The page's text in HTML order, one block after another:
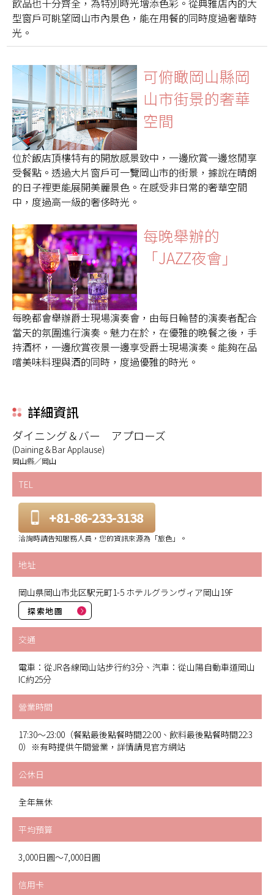
型窗戶可眺望岡山市內景色，能在用餐的同時度過奢華時
光。
可俯瞰岡山縣岡
山市街景的奢華
空間
位於飯店頂樓特有的開放感景致中，一邊欣賞一邊悠閒享
受餐點。透過大片窗戶可一覽岡山市的街景，據說在晴朗
的日子裡更能展開美麗景色。在感受非日常的奢華空間
中，度過高一級的奢侈時光。
每晚舉辦的
「JAZZ夜會」
每晚都會舉辦爵士現場演奏會，由每日輪替的演奏者配合
當天的氛圍進行演奏。魅力在於，在優雅的晚餐之後，手
持酒杯，一邊欣賞夜景一邊享受爵士現場演奏。能夠在品
嚐美味料理與酒的同時，度過優雅的時光。
詳細資訊
ダイニング＆バー アプローズ
(Daining＆Bar Applause)
岡山縣／岡山
TEL
+81-86-233-3138
洽詢時請告知服務人員，您的資訊來源為「旅色」。
地址
岡山県岡山市北区駅元町1-5 ホテルグランヴィア岡山19F
探索地圖
交通
電車：從JR各線岡山站步行約3分、汽車：從山陽自動車道岡山
IC約25分
營業時間
17:30～23:00（餐點最後點餐時間22:00、飲料最後點餐時間22:3
0）※有時提供午間營業，詳情請見官方網站
公休日
全年無休
平均預算
3,000日圓～7,000日圓
信用卡